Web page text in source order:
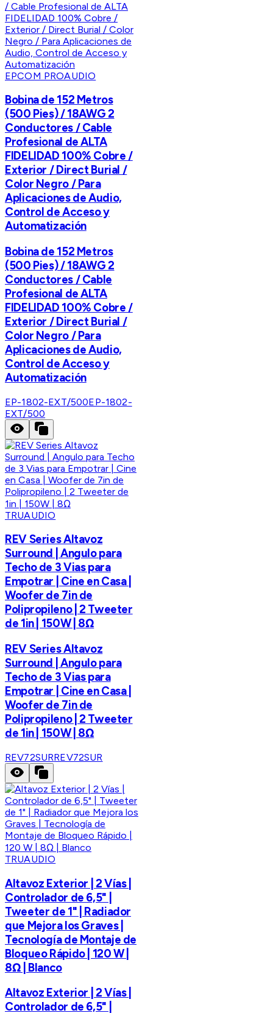
EPCOM PROAUDIO
Bobina de 152 Metros
(500 Pies) / 18AWG 2
Conductores / Cable
Profesional de ALTA
FIDELIDAD 100% Cobre /
Exterior / Direct Burial /
Color Negro / Para
Aplicaciones de Audio,
Control de Acceso y
Automatización
Bobina de 152 Metros
(500 Pies) / 18AWG 2
Conductores / Cable
Profesional de ALTA
FIDELIDAD 100% Cobre /
Exterior / Direct Burial /
Color Negro / Para
Aplicaciones de Audio,
Control de Acceso y
Automatización
EP-1802-EXT/500EP-1802-
EXT/500
TRUAUDIO
REV Series Altavoz
Surround | Angulo para
Techo de 3 Vias para
Empotrar | Cine en Casa |
Woofer de 7in de
Polipropileno | 2 Tweeter
de 1in | 150W | 8Ω
REV Series Altavoz
Surround | Angulo para
Techo de 3 Vias para
Empotrar | Cine en Casa |
Woofer de 7in de
Polipropileno | 2 Tweeter
de 1in | 150W | 8Ω
REV72SURREV72SUR
TRUAUDIO
Altavoz Exterior | 2 Vías |
Controlador de 6,5" |
Tweeter de 1" | Radiador
que Mejora los Graves |
Tecnología de Montaje de
Bloqueo Rápido | 120 W |
8Ω | Blanco
Altavoz Exterior | 2 Vías |
Controlador de 6,5" |